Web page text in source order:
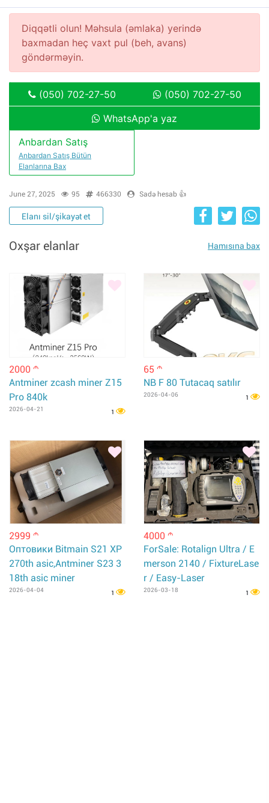
Diqqətli olun! Məhsula (əmlaka) yerində
baxmadan heç vaxt pul (beh, avans)
göndərməyin.
(050) 702-27-50
(050) 702-27-50
WhatsApp'a yaz
Anbardan Satış
Anbardan Satış Bütün
Elanlarına Bax
June 27, 2025 95 466330 Sadə hesab 👍
Elanı sil/şikayət et
Oxşar elanlar Hamısına bax
2000 m
Antminer zcash miner Z15
Pro 840k
2026-04-21 1
65 m
NB F 80 Tutacaq satılır
2026-04-06 1
2999 m
Оптовики Bitmain S21 XP
270th asic,Antminer S23 3
18th asic miner
2026-04-04 1
4000 m
ForSale: Rotalign Ultra / E
merson 2140 / FixtureLase
r / Easy-Laser
2026-03-18 1